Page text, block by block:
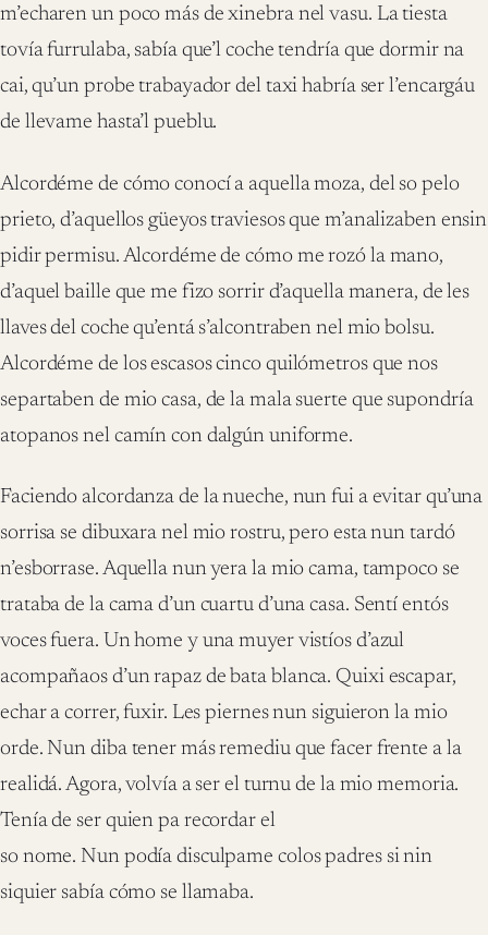
m’echaren un poco más de xinebra nel vasu. La tiesta
tovía furrulaba, sabía que’l coche tendría que dormir na
cai, qu’un probe trabayador del taxi habría ser l’encargáu
de llevame hasta’l pueblu.
Alcordéme de cómo conocí a aquella moza, del so pelo
prieto, d’aquellos güeyos traviesos que m’analizaben ensin
pidir permisu. Alcordéme de cómo me rozó la mano,
d’aquel baille que me fizo sorrir d’aquella manera, de les
llaves del coche qu’entá s’alcontraben nel mio bolsu.
Alcordéme de los escasos cinco quilómetros que nos
separtaben de mio casa, de la mala suerte que supondría
atopanos nel camín con dalgún uniforme.
Faciendo alcordanza de la nueche, nun fui a evitar qu’una
sorrisa se dibuxara nel mio rostru, pero esta nun tardó
n’esborrase. Aquella nun yera la mio cama, tampoco se
trataba de la cama d’un cuartu d’una casa. Sentí entós
voces fuera. Un home y una muyer vistíos d’azul
acompañaos d’un rapaz de bata blanca. Quixi escapar,
echar a correr, fuxir. Les piernes nun siguieron la mio
orde. Nun diba tener más remediu que facer frente a la
realidá. Agora, volvía a ser el turnu de la mio memoria.
Tenía de ser quien pa recordar el
so nome. Nun podía disculpame colos padres si nin
siquier sabía cómo se llamaba.